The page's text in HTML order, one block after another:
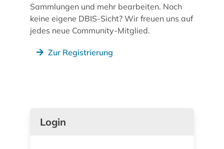
Sammlungen und mehr bearbeiten. Noch
keine eigene DBIS-Sicht? Wir freuen uns auf
jedes neue Community-Mitglied.
Zur Registrierung
Login